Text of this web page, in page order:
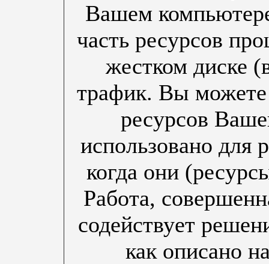
Вашем
часть ресурсов
жестком диске
трафик. Вы можете
ресурсов
использовано для
когда они
Работа,
содействует
как описано